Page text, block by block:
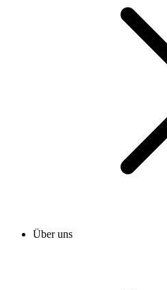
Über uns